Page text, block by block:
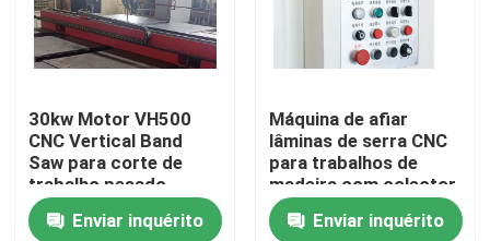
Casa
Produtos
30kw Motor VH500
CNC Vertical Band
Saw para corte de
trabalho pesado
Enviar inquérito
Máquina de afiar
lâminas de serra CNC
para trabalhos de
madeira com colector
de núcleo de filtro
pulsado de 15 HP
Enviar inquérito